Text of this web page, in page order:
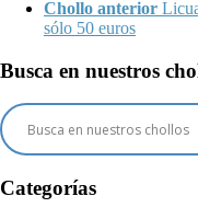
Chollo anterior
sólo 50 euros
Busca en nuestros
Categorías